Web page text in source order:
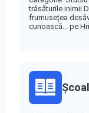
trăsăturile inimii
frumusețea
cunoască… pe